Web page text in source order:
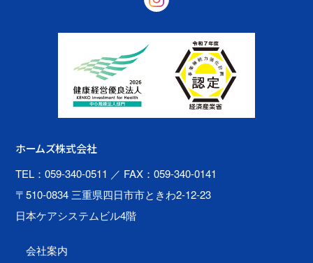
ホームズ株式会社
TEL：059-340-0511 ／ FAX：059-340-0141
〒510-0834 三重県四日市市ときわ2-12-23
日本ケアシステムビル4階
会社案内